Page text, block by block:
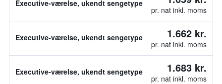
Executive-værelse, ukendt sengetype
pr. nat inkl. moms
Executive-værelse, ukendt sengetype 1.662 kr.
pr. nat inkl. moms
Executive-værelse, ukendt sengetype 1.683 kr.
pr. nat inkl. moms